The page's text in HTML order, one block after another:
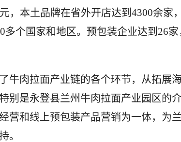
，本土品牌在省外开店达到4300余家
多个国家和地区。预包装企业达到26
牛肉拉面产业链的各个环节，从拓展
别是永登县兰州牛肉拉面产业园区的
营和线上预包装产品营销为一体，为
。